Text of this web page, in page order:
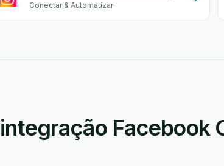
Conectar & Automatizar
Facebook